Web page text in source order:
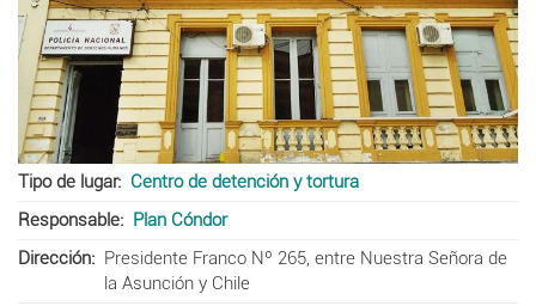
Tipo de lugar
Centro de detención y tortura
Responsable
Plan Cóndor
Dirección
Presidente Franco Nº 265, entre Nuestra Señora de
la Asunción y Chile